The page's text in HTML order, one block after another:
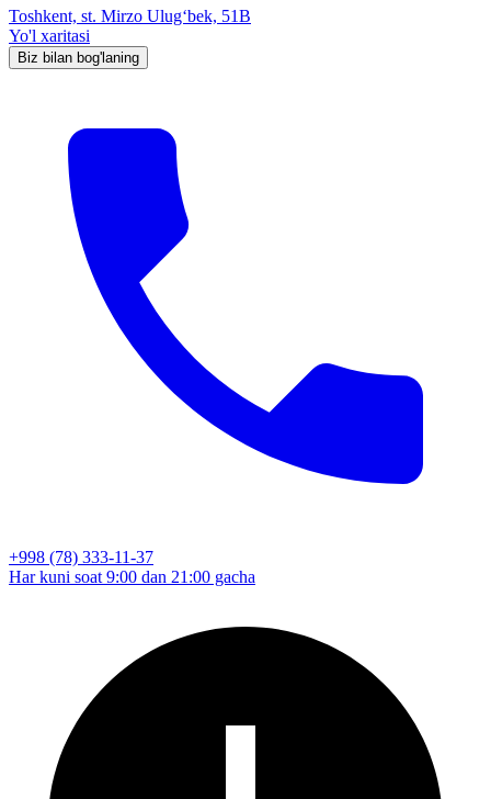
Toshkent, st. Mirzo Ulug‘bek, 51B
Yo'l xaritasi
Biz bilan bog'laning
+998 (78) 333-11-37
Har kuni soat 9:00 dan 21:00 gacha